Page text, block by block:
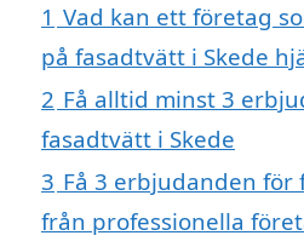
1 Vad kan ett företag
på fasadtvätt i Skede
2 Få alltid minst 3
fasadtvätt i Skede
3 Få 3 erbjudanden för
från professionella